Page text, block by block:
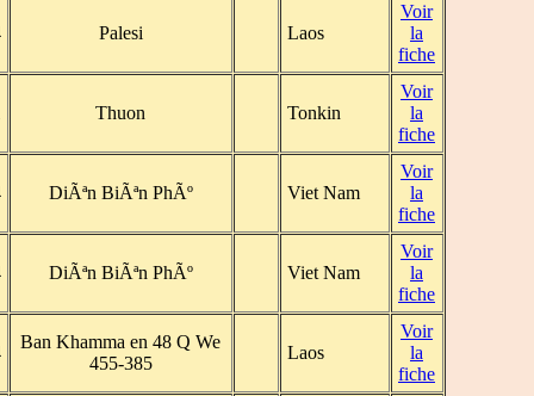
Palesi Laos
Voir
la
fiche
Thuon Tonkin
Voir
la
fiche
DiÃªn BiÃªn PhÃº Viet Nam
Voir
la
fiche
DiÃªn BiÃªn PhÃº Viet Nam
Voir
la
fiche
Ban Khamma en 48 Q We
455-385
Laos
Voir
la
fiche